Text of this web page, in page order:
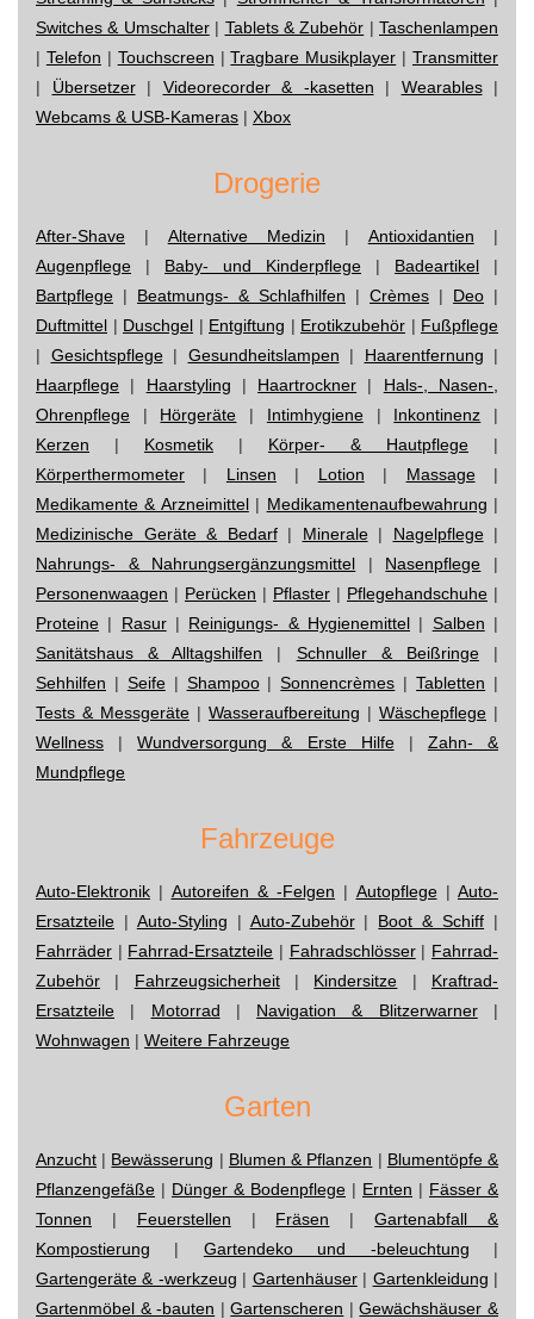
Switches & Umschalter| Tablets & Zubehör | Taschenlampen
| Telefon | Touchscreen |Tragbare Musikplayer | Transmitter
| Übersetzer| Videorecorder & -kasetten | Wearables|
Webcams & USB-Kameras | Xbox
Drogerie
After-Shave | Alternative Medizin | Antioxidantien |
Augenpflege | Baby- und Kinderpflege | Badeartikel |
Bartpflege | Beatmungs- & Schlafhilfen | Crèmes | Deo |
Duftmittel | Duschgel | Entgiftung | Erotikzubehör | Fußpflege
| Gesichtspflege| Gesundheitslampen | Haarentfernung |
Haarpflege | Haarstyling | Haartrockner | Hals-, Nasen-,
Ohrenpflege | Hörgeräte | Intimhygiene| Inkontinenz |
Kerzen | Kosmetik | Körper- & Hautpflege |
Körperthermometer | Linsen | Lotion | Massage|
Medikamente & Arzneimittel| Medikamentenaufbewahrung |
Medizinische Geräte & Bedarf| Minerale| Nagelpflege|
Nahrungs- & Nahrungsergänzungsmittel | Nasenpflege |
Personenwaagen | Perücken | Pflaster | Pflegehandschuhe |
Proteine | Rasur| Reinigungs- & Hygienemittel | Salben |
Sanitätshaus & Alltagshilfen | Schnuller & Beißringe|
Sehhilfen | Seife| Shampoo|Sonnencrèmes |Tabletten |
Tests & Messgeräte | Wasseraufbereitung | Wäschepflege |
Wellness |Wundversorgung & Erste Hilfe| Zahn- &
Mundpflege
Fahrzeuge
Auto-Elektronik | Autoreifen & -Felgen | Autopflege| Auto-
Ersatzteile | Auto-Styling | Auto-Zubehör| Boot & Schiff |
Fahrräder | Fahrrad-Ersatzteile | Fahradschlösser| Fahrrad-
Zubehör | Fahrzeugsicherheit| Kindersitze | Kraftrad-
Ersatzteile | Motorrad | Navigation & Blitzerwarner|
Wohnwagen | Weitere Fahrzeuge
Garten
Anzucht | Bewässerung | Blumen & Pflanzen | Blumentöpfe &
Pflanzengefäße | Dünger & Bodenpflege | Ernten | Fässer &
Tonnen | Feuerstellen | Fräsen |Gartenabfall &
Kompostierung | Gartendeko und -beleuchtung |
Gartengeräte & -werkzeug | Gartenhäuser| Gartenkleidung |
Gartenmöbel & -bauten |Gartenscheren |Gewächshäuser &